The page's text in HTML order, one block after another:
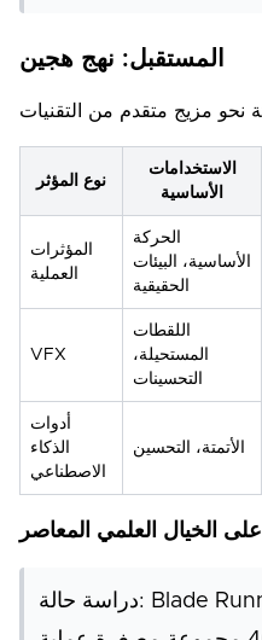
المستقبل: نهج هجين
نوع المؤثر
الاستخدامات
الأساسية
المؤثرات
العملية
الحركة
الأساسية، البيئات
الحقيقية
VFX
اللقطات
المستحيلة،
التحسينات
أدوات
الذكاء
الاصطناعي
الأتمتة، التحسين
على الخيال العلمي المعاصر
دراسة حالة: Blade Runner 2049 • 1,190 لقطة